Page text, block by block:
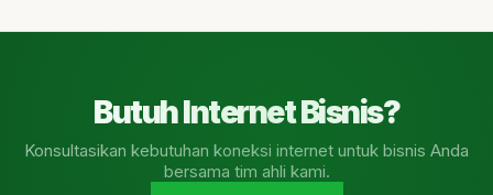
Butuh Internet Bisnis?
Konsultasikan kebutuhan koneksi internet untuk bisnis Anda
bersama tim ahli kami.